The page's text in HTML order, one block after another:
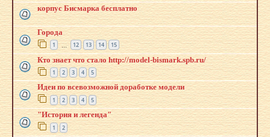
корпус Бисмарка бесплатно
Города
1 … 12 13 14 15
Кто знает что стало http://model-bismark.spb.ru/
1 2 3 4 5
Идеи по всевозможной доработке модели
1 2 3 4 5
"История и легенда"
1 2